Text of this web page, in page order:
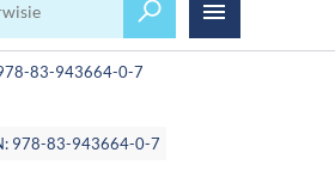
83-943664-0-7
978-83-943664-0-7